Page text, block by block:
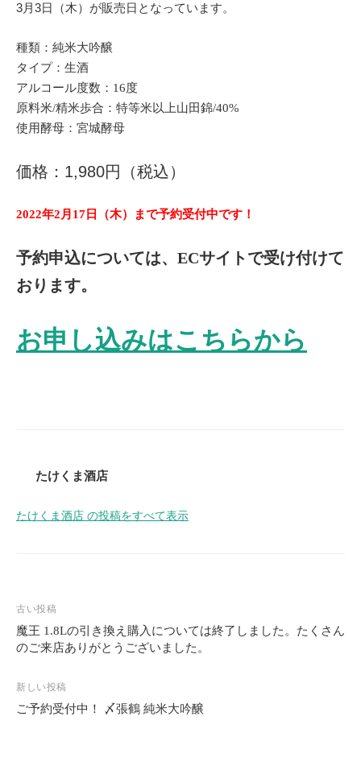
3月3日（木）が販売日となっています。
種類：純米大吟醸
タイプ：生酒
アルコール度数：16度
原料米/精米歩合：特等米以上山田錦/40%
使用酵母：宮城酵母
価格：1,980円（税込）
2022年2月17日（木）まで予約受付中です！
予約申込については、ECサイトで受け付けて
おります。
お申し込みはこちらから
たけくま酒店
たけくま酒店 の投稿をすべて表示
投
稿
ナ
ゲ
シ
古い投稿
魔王 1.8Lの引き換え購入については終了しました。たくさん
のご来店ありがとうございました。
新しい投稿
ご予約受付中！ 〆張鶴 純米大吟醸